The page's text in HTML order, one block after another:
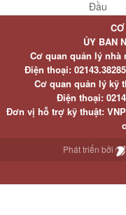
Đầu
ỦY BAN
Cơ quan quản lý nhà
Điện thoại:
Cơ quan quản lý kỹ
Điện thoại:
Đơn vị hỗ trợ kỹ thuật:
Phát triển bởi